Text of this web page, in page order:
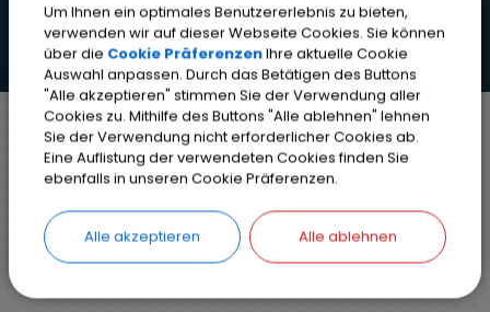
Markt Weisendorf Bürgerinfo
Rathaus
Ihr Anliegen
Detail
ZURÜCK
Um Ihnen ein optimales Benutzererlebnis zu bieten,
verwenden wir auf dieser Webseite Cookies. Sie können
über die Cookie PräferenzenIhre aktuelle Cookie
Auswahl anpassen. Durch das Betätigen des Buttons
"Alle akzeptieren" stimmen Sie der Verwendung aller
Cookies zu. Mithilfe des Buttons "Alle ablehnen" lehnen
Sie der Verwendung nicht erforderlicher Cookies ab.
Eine Auflistung der verwendeten Cookies finden Sie
ebenfalls in unseren Cookie Präferenzen.
Alle akzeptieren Alle ablehnen